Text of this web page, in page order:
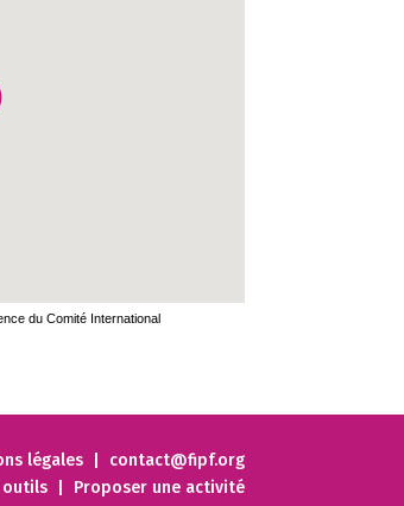
du Comité International
légales| contact@fipf.org
outils| Proposer une activité